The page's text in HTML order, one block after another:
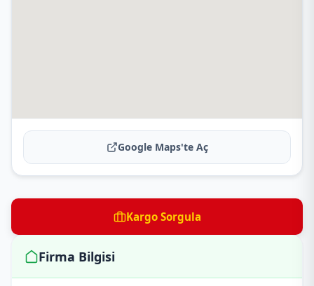
Google Maps'te Aç
Kargo Sorgula
Firma Bilgisi